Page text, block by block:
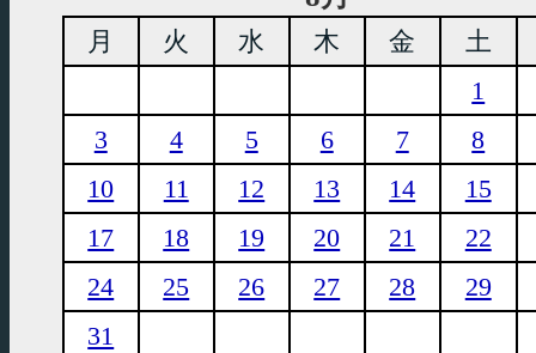
月 火 水 木 金
土
1
3
4 5 6 7
8
10
11 12 13 14
15
17
18 19 20 21
22
24
25 26 27 28
29
31